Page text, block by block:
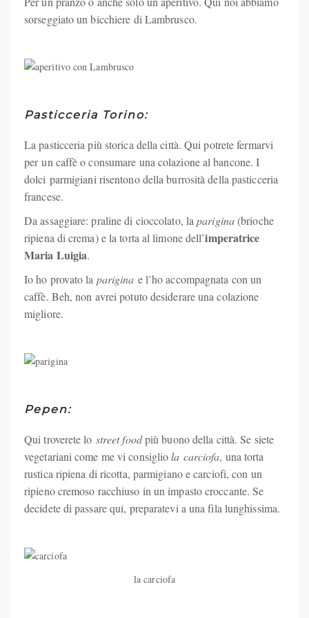
sorseggiato un bicchiere di Lambrusco.
Pasticceria Torino:
La pasticceria più storica della città. Qui potrete fermarvi
per un caffè o consumare una colazione al bancone. I
dolci parmigiani risentono della burrosità della pasticceria
francese.
Da assaggiare: praline di cioccolato, laparigina(brioche
ripiena di crema) e la torta al limone dell’imperatrice
Maria Luigia.
Io ho provato la parigina e l’ho accompagnata con un
caffè. Beh, non avrei potuto desiderare una colazione
migliore.
Pepen:
Qui troverete lo street foodpiù buono della città. Se siete
vegetariani come me vi consigliola carciofa, una torta
rustica ripiena di ricotta, parmigiano e carciofi, con un
ripieno cremoso racchiuso in un impasto croccante. Se
decidete di passare qui, preparatevi a una fila lunghissima.
la carciofa